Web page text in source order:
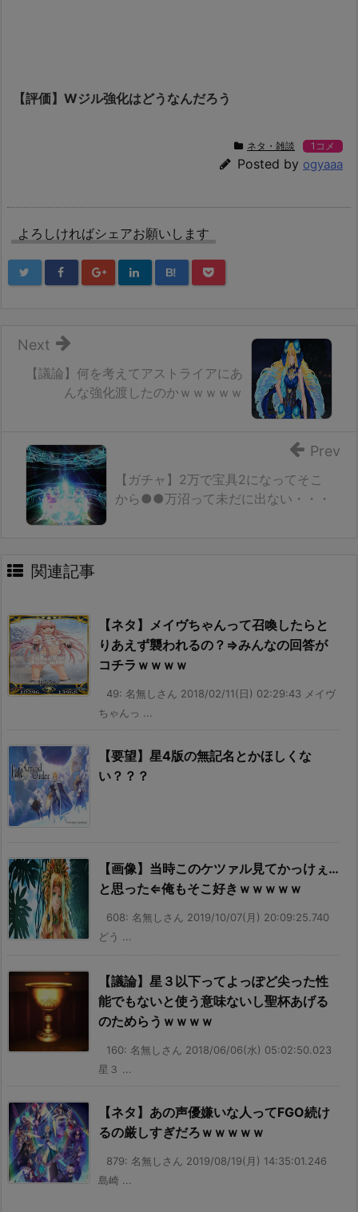
【評価】Wジル強化はどうなんだろう
ネタ・雑談 1コメ
Posted by ogyaaa
よろしければシェアお願いします
B!
【議論】何を考えてアストライアにあ
んな強化渡したのかｗｗｗｗｗ
Next
【ガチャ】2万で宝具2になってそこ
から●●万沼って未だに出ない・・・
Prev
関連記事
【ネタ】メイヴちゃんって召喚したらと
りあえず襲われるの？⇒みんなの回答が
コチラｗｗｗｗ
49: 名無しさん 2018/02/11(日) 02:29:43 メイヴ
ちゃんっ ...
【要望】星4版の無記名とかほしくな
い？？？
【画像】当時このケツァル見てかっけぇ…
と思った⇐俺もそこ好きｗｗｗｗｗ
608: 名無しさん 2019/10/07(月) 20:09:25.740
どう ...
【議論】星３以下ってよっぽど尖った性
能でもないと使う意味ないし聖杯あげる
のためらうｗｗｗｗ
160: 名無しさん 2018/06/06(水) 05:02:50.023
星３ ...
【ネタ】あの声優嫌いな人ってFGO続け
るの厳しすぎだろｗｗｗｗｗ
879: 名無しさん 2019/08/19(月) 14:35:01.246
島崎 ...